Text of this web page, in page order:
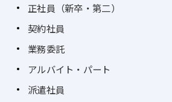
正社員（新卒・第二）
契約社員
業務委託
アルバイト・パート
派遣社員